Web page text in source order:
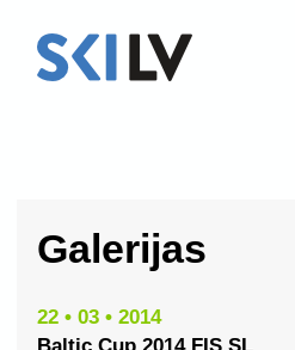
Galerijas
22 • 03 • 2014